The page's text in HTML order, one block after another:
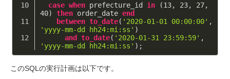
case when prefecture_id in (13, 23, 27
40) then order_date end
between to_date( '2020-01-01 00:00:00'
'yyyy-mm-dd hh24:mi:ss' )
and
to_date( '2020-01-31 23:59:59'
'yyyy-mm-dd hh24:mi:ss' );
このSQLの実行計画は以下です。